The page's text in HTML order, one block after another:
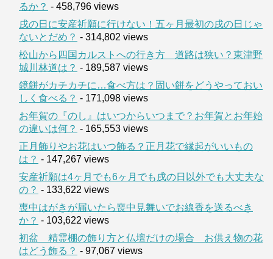
るか？ - 458,796 views
戌の日に安産祈願に行けない！五ヶ月最初の戌の日じゃ
ないとだめ？ - 314,802 views
松山から四国カルストへの行き方 道路は狭い？東津野
城川林道は？ - 189,587 views
鏡餅がカチカチに…食べ方は？固い餅をどうやっておい
しく食べる？ - 171,098 views
お年賀の『のし』はいつからいつまで？お年賀とお年始
の違いは何？ - 165,553 views
正月飾りやお花はいつ飾る？正月花で縁起がいいもの
は？ - 147,267 views
安産祈願は4ヶ月でも6ヶ月でも戌の日以外でも大丈夫な
の？ - 133,622 views
喪中はがきが届いたら喪中見舞いでお線香を送るべき
か？ - 103,622 views
初盆 精霊棚の飾り方と仏壇だけの場合 お供え物の花
はどう飾る？ - 97,067 views